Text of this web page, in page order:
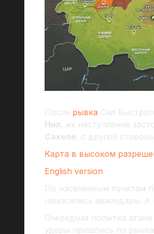
После рывка Сил
Нил, их наступление
Сахеле, с другой
Карта в высоком
English version
По населенным пунктам
наносились авиаудары.
Очередная попытка
удары пришлись по